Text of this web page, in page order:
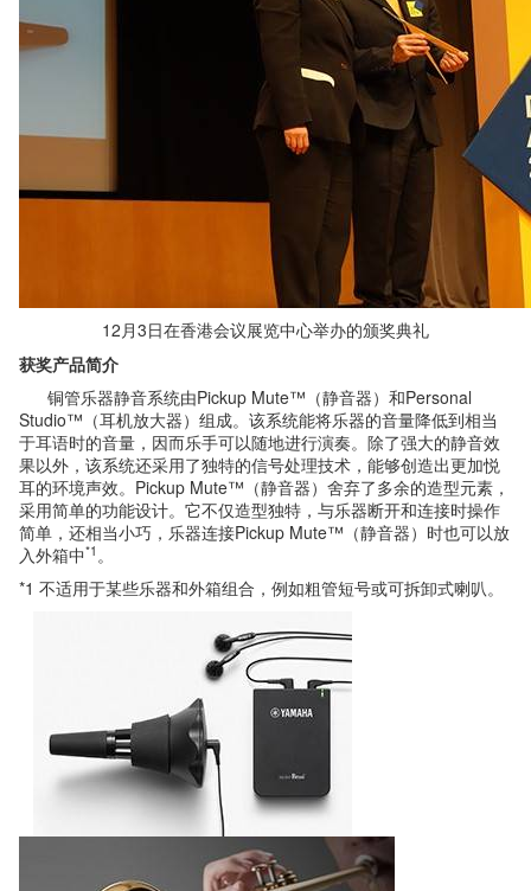
12月3日在香港会议展览中心举办的颁奖典礼
获奖产品简介
铜管乐器静音系统由Pickup Mute™（静音器）和Personal
Studio™（耳机放大器）组成。该系统能将乐器的音量降低到相当
于耳语时的音量，因而乐手可以随地进行演奏。除了强大的静音效
果以外，该系统还采用了独特的信号处理技术，能够创造出更加悦
耳的环境声效。Pickup Mute™（静音器）舍弃了多余的造型元素，
采用简单的功能设计。它不仅造型独特，与乐器断开和连接时操作
简单，还相当小巧，乐器连接Pickup Mute™（静音器）时也可以放
入外箱中*1 。
*1 不适用于某些乐器和外箱组合，例如粗管短号或可拆卸式喇叭。